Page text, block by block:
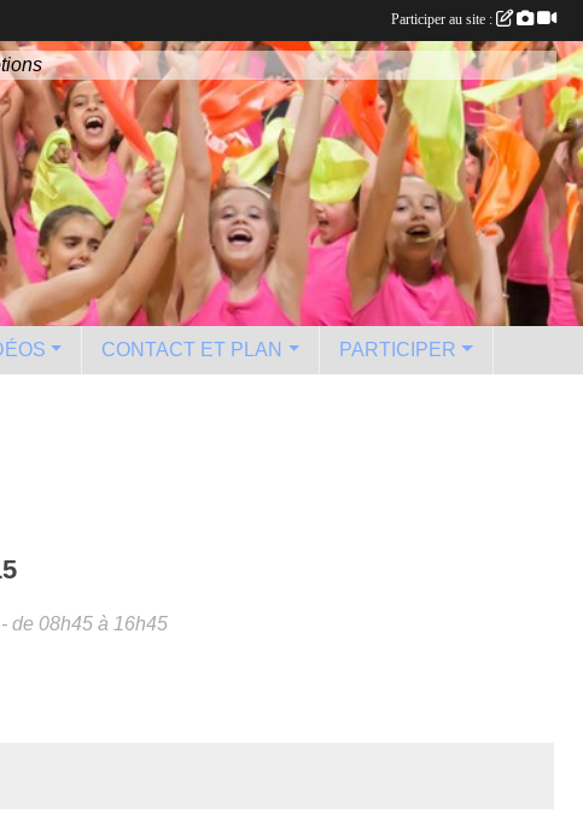
CONTACT ET PLAN PARTICIPER
- de 08h45 à 16h45
Participer au site :